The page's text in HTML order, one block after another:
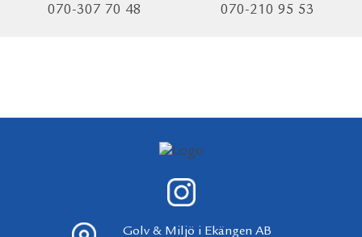
070-307 70 48
070-210 95 53
Golv & Miljö i Ekängen AB